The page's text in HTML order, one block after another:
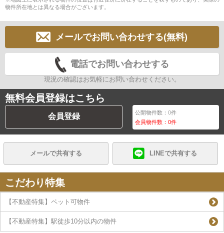
物件所在地とは異なる場合がございます。
メールでお問い合わせする(無料)
電話でお問い合わせする
現況の確認はお気軽にお問い合わせください。
無料会員登録はこちら
会員登録 公開物件数：0件
会員物件数：0件
メールで共有する LINEで共有する
こだわり特集
【不動産特集】ペット可物件
【不動産特集】駅徒歩10分以内の物件